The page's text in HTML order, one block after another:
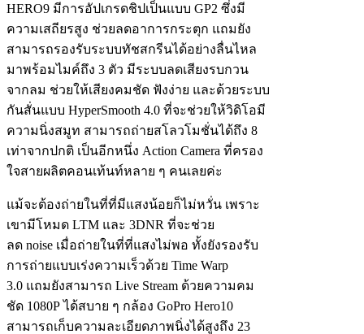
HERO9 มีการอัปเกรดชิปเป็นแบบ GP2 ซึ่งมี
ความเสถียรสูง ช่วยลดอาการกระตุก แถมยัง
สามารถรองรับระบบทัชสกรีนได้อย่างลื่นไหล
มาพร้อมไมค์ถึง 3 ตัว มีระบบลดเสียงรบกวน
จากลม ช่วยให้เสียงคมชัด ฟังง่าย และด้วยระบบ
กันสั่นแบบ HyperSmooth 4.0 ที่จะช่วยให้วิดิโอมี
ความนิ่งสมูท สามารถถ่ายสโลวโมชั่นได้ถึง 8
เท่าจากปกติ เป็นอีกหนึ่ง Action Camera ที่ครอง
ใจสายผลิตคอนเท้นท์หลาย ๆ คนเลยค่ะ
แม้จะต้องถ่ายในที่ที่มีแสงน้อยก็ไม่หวั่น เพราะ
เขามีโหมด LTM และ 3DNR ที่จะช่วย
ลด noise เมื่อถ่ายในที่ที่แสงไม่พอ ทั้งยังรองรับ
การถ่ายแบบเร่งความเร็วด้วย Time Warp
3.0 แถมยังสามารถ Live Stream ด้วยความคม
ชัด 1080P ได้สบาย ๆ กล้อง GoPro Hero10
สามารถเก็บความละเอียดภาพนิ่งได้สูงถึง 23